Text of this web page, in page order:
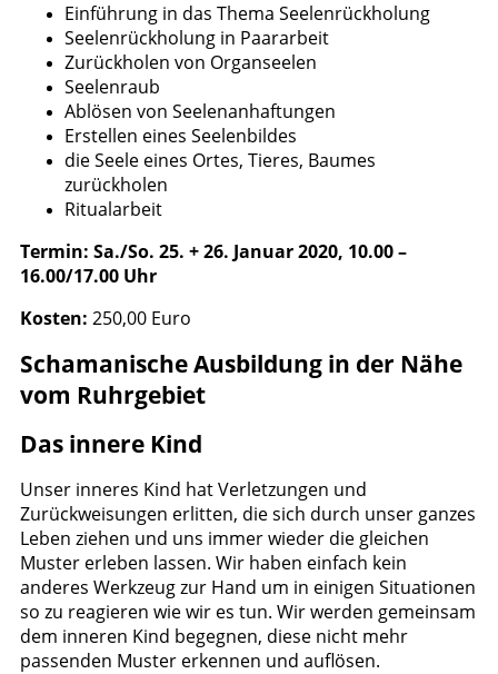
Einführung in das Thema Seelenrückholung
Seelenrückholung in Paararbeit
Zurückholen von Organseelen
Seelenraub
Ablösen von Seelenanhaftungen
Erstellen eines Seelenbildes
die Seele eines Ortes, Tieres, Baumes
zurückholen
Ritualarbeit
Termin: Sa./So. 25. + 26. Januar 2020, 10.00 –
16.00/17.00 Uhr
Kosten: 250,00 Euro
Schamanische Ausbildung in der Nähe
vom Ruhrgebiet
Das innere Kind
Unser inneres Kind hat Verletzungen und
Zurückweisungen erlitten, die sich durch unser ganzes
Leben ziehen und uns immer wieder die gleichen
Muster erleben lassen. Wir haben einfach kein
anderes Werkzeug zur Hand um in einigen Situationen
so zu reagieren wie wir es tun. Wir werden gemeinsam
dem inneren Kind begegnen, diese nicht mehr
passenden Muster erkennen und auflösen.